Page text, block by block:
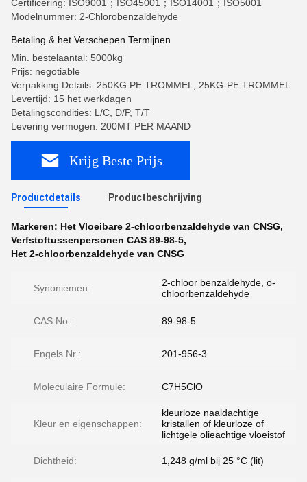
Certificering: ISO9001；ISO45001；ISO14001；ISO5001
Modelnummer: 2-Chlorobenzaldehyde
Betaling & het Verschepen Termijnen
Min. bestelaantal: 5000kg
Prijs: negotiable
Verpakking Details: 250KG PE TROMMEL, 25KG-PE TROMMEL
Levertijd: 15 het werkdagen
Betalingscondities: L/C, D/P, T/T
Levering vermogen: 200MT PER MAAND
Krijg Beste Prijs
Productdetails Productbeschrijving
Markeren: Het Vloeibare 2-chloorbenzaldehyde van CNSG,
Verfstoftussenpersonen CAS 89-98-5,
Het 2-chloorbenzaldehyde van CNSG
Synoniemen:
2-chloor benzaldehyde, o-
chloorbenzaldehyde
CAS No.: 89-98-5
Engels Nr.: 201-956-3
Moleculaire Formule: C7H5ClO
Kleur en eigenschappen:
kleurloze naaldachtige
kristallen of kleurloze of
lichtgele olieachtige vloeistof
Dichtheid: 1,248 g/ml bij 25 °C (lit)